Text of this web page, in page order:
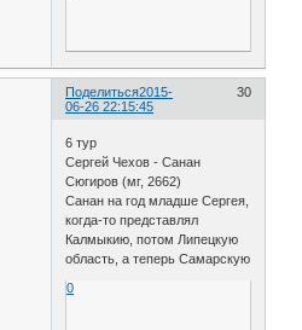
Поделиться 30
2015-
06-26 22:15:45
6 тур
Сергей Чехов - Санан
Сюгиров (мг, 2662)
Санан на год младше Сергея,
когда-то представлял
Калмыкию, потом Липецкую
область, а теперь Самарскую
0